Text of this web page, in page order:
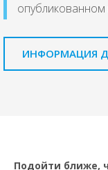
ИНФОРМАЦИЯ
Подойти ближе,